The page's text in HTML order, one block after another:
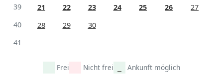
39
21 22 23 24 25 26
27
40
28 29
30
41
Frei Nicht frei Ankunft möglich